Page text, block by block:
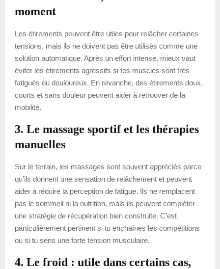
moment
Les étirements peuvent être utiles pour relâcher certaines
tensions, mais ils ne doivent pas être utilisés comme une
solution automatique. Après un effort intense, mieux vaut
éviter les étirements agressifs si tes muscles sont très
fatigués ou douloureux. En revanche, des étirements doux,
courts et sans douleur peuvent aider à retrouver de la
mobilité.
3. Le massage sportif et les thérapies
manuelles
Sur le terrain, les massages sont souvent appréciés parce
qu’ils donnent une sensation de relâchement et peuvent
aider à réduire la perception de fatigue. Ils ne remplacent
pas le sommeil ni la nutrition, mais ils peuvent compléter
une stratégie de récupération bien construite. C’est
particulièrement pertinent si tu enchaînes les compétitions
ou si tu sens une forte tension musculaire.
4. Le froid : utile dans certains cas,